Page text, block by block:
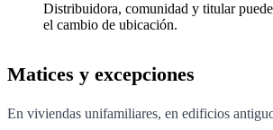
Distribuidora, comunidad y titular
el cambio de ubicación.
Matices y excepciones
En viviendas unifamiliares, en edificios